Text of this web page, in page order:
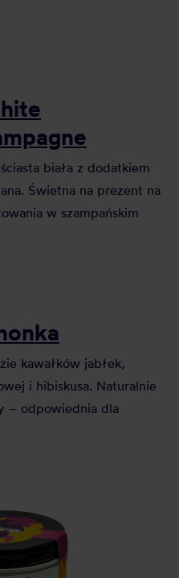
biała z dodatkiem
Świetna na prezent na
w szampańskim
kawałków jabłek,
i hibiskusa. Naturalnie
– odpowiednia dla